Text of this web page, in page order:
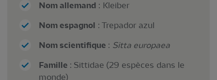
Nom allemand : Kleiber
Nom espagnol : Trepador azul
Nom scientifique : Sitta europaea
Famille : Sittidae (29 espèces dans le
monde)